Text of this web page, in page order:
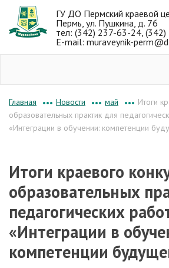
ГУ ДО Пермский краевой
Пермь, ул. Пушкина, д. 76
тел: (342) 237-63-24,
E-mail: muraveynik-
Главная ••• Новости ••• май ••• Итоги
образовательных практик для
«Интеграции в обучении: компетенции
Итоги краевого
образовательных
педагогических
«Интеграции в
компетенции